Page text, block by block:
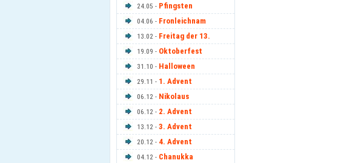
24.05 - Pfingsten
04.06 - Fronleichnam
13.02 - Freitag der 13.
19.09 - Oktoberfest
31.10 - Halloween
29.11 - 1. Advent
06.12 - Nikolaus
06.12 - 2. Advent
13.12 - 3. Advent
20.12 - 4. Advent
04.12 - Chanukka